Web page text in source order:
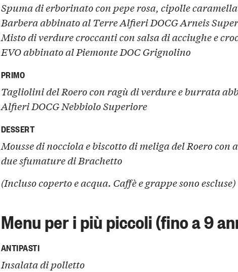
Spuma di erborinato con pepe rosa, cipolle
Barbera abbinato al Terre Alfieri DOCG Arneis
Misto di verdure croccanti con salsa di acciughe e
EVO abbinato al Piemonte DOC Grignolino
PRIMO
Tagliolini del Roero con ragù di verdure e burrata
Alfieri DOCG Nebbiolo Superiore
DESSERT
Mousse di nocciola e biscotto di meliga del Roero con
due sfumature di Brachetto
(Incluso coperto e acqua. Caffè e grappe sono escluse)
Menu per i più piccoli (fino a 9
ANTIPASTI
Insalata di polletto